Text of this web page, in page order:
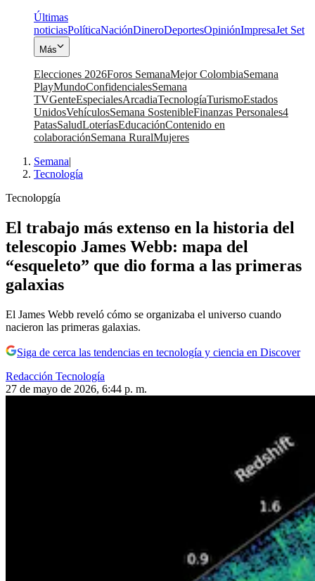
Últimas
noticiasPolíticaNaciónDineroDeportesOpiniónImpresaJet Set
Más
Elecciones 2026Foros SemanaMejor ColombiaSemana
PlayMundoConfidencialesSemana
TVGenteEspecialesArcadiaTecnologíaTurismoEstados
UnidosVehículosSemana SostenibleFinanzas Personales4
PatasSaludLoteríasEducaciónContenido en
colaboraciónSemana RuralMujeres
Semana|
Tecnología
Tecnolopgía
El trabajo más extenso en la historia del
telescopio James Webb: mapa del
“esqueleto” que dio forma a las primeras
galaxias
El James Webb reveló cómo se organizaba el universo cuando
nacieron las primeras galaxias.
Siga de cerca las tendencias en tecnología y ciencia en Discover
Redacción Tecnología
27 de mayo de 2026, 6:44 p. m.